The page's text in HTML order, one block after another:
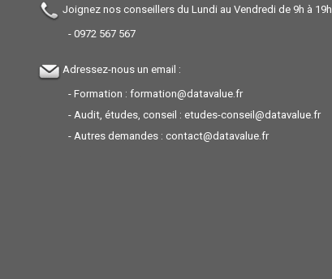
Joignez nos conseillers du Lundi au Vendredi de 9h à 19h
- 0972 567 567
Adressez-nous un email :
- Formation : formation@datavalue.fr
- Audit, études, conseil : etudes-conseil@datavalue.fr
- Autres demandes : contact@datavalue.fr